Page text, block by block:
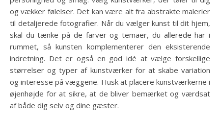
og vækker følelser. Det kan være alt fra abstrakte malerier
til detaljerede fotografier. Når du vælger kunst til dit hjem,
skal du tænke på de farver og temaer, du allerede har i
rummet, så kunsten komplementerer den eksisterende
indretning. Det er også en god idé at vælge forskellige
størrelser og typer af kunstværker for at skabe variation
og interesse på væggene. Husk at placere kunstværkerne i
øjenhøjde for at sikre, at de bliver bemærket og værdsat
af både dig selv og dine gæster.